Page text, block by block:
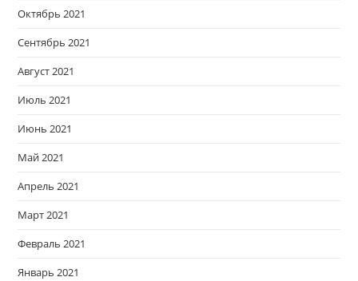
Октябрь 2021
Сентябрь 2021
Август 2021
Июль 2021
Июнь 2021
Май 2021
Апрель 2021
Март 2021
Февраль 2021
Январь 2021